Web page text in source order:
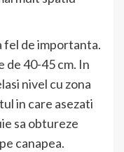
fel de importanta.
de 40-45 cm. In
nivel cu zona
in care asezati
sa obtureze
canapea.